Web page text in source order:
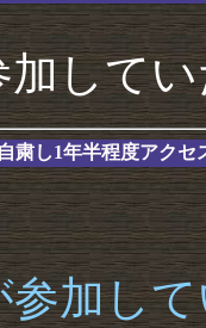
して
粛し1年半程度アク
参加し